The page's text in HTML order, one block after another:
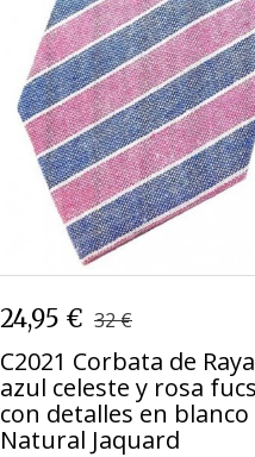
C2021 Corbata de
azul celeste y rosa
con detalles en
Natural
24,95 € 32 €
C2021 Corbata de
azul celeste y rosa
con detalles en blanco
Natural Jaquard